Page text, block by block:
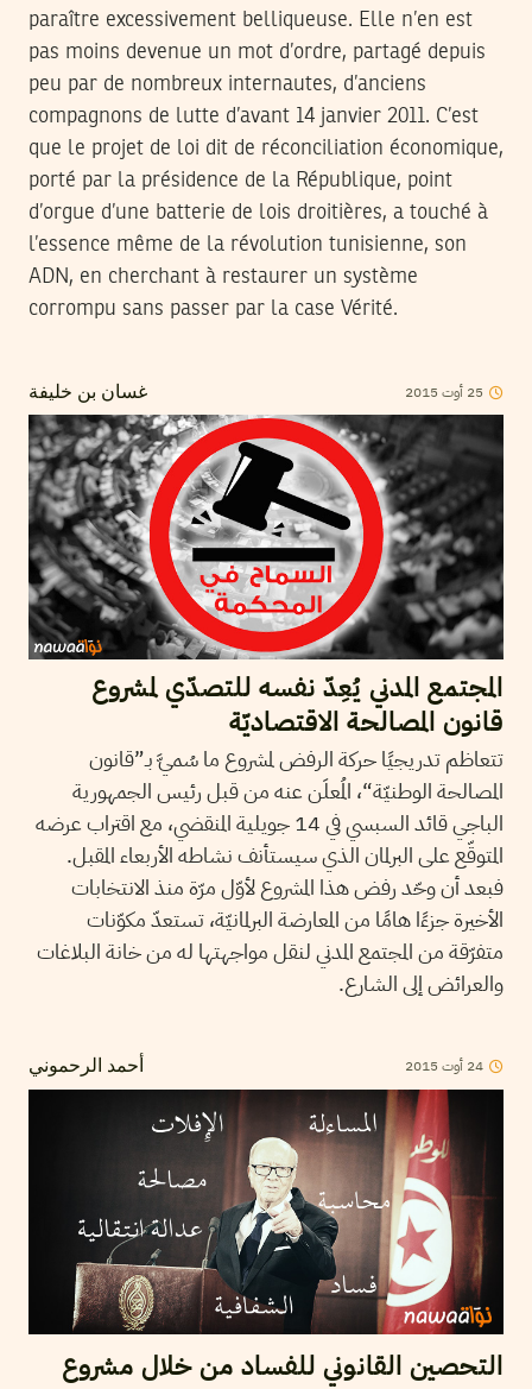
paraître excessivement belliqueuse. Elle n’en est
pas moins devenue un mot d’ordre, partagé depuis
peu par de nombreux internautes, d’anciens
compagnons de lutte d’avant 14 janvier 2011. C’est
que le projet de loi dit de réconciliation économique,
porté par la présidence de la République, point
d’orgue d’une batterie de lois droitières, a touché à
l’essence même de la révolution tunisienne, son
ADN, en cherchant à restaurer un système
corrompu sans passer par la case Vérité.
غسان بن خليفة 25 أوت 2015
المجتمع المدني يُعِدّ نفسه للتصدّي لمشروع
قانون المصالحة الاقتصاديّة
تتعاظم تدريجيًا حركة الرفض لمشروع ما سُميَّ بـ”قانون
المصالحة الوطنيّة“، المُعلَن عنه من قبل رئيس الجمهورية
الباجي قائد السبسي في 14 جويلية المنقضي، مع اقتراب عرضه
المتوقّع على البرلمان الذي سيستأنف نشاطه الأربعاء المقبل.
فبعد أن وحّد رفض هذا المشروع لأوّل مرّة منذ الانتخابات
الأخيرة جزءًا هامًا من المعارضة البرلمانيّة، تستعدّ مكوّنات
متفرّقة من المجتمع المدني لنقل مواجهتها له من خانة البلاغات
والعرائض إلى الشارع.
أحمد الرحموني 24 أوت 2015
التحصين القانوني للفساد من خلال مشروع